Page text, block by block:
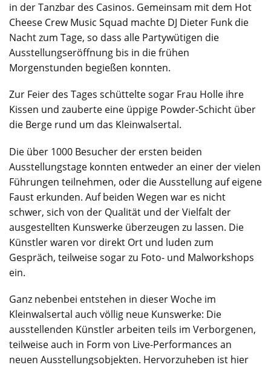
in der Tanzbar des Casinos. Gemeinsam mit dem Hot
Cheese Crew Music Squad machte DJ Dieter Funk die
Nacht zum Tage, so dass alle Partywütigen die
Ausstellungseröffnung bis in die frühen
Morgenstunden begießen konnten.
Zur Feier des Tages schüttelte sogar Frau Holle ihre
Kissen und zauberte eine üppige Powder-Schicht über
die Berge rund um das Kleinwalsertal.
Die über 1000 Besucher der ersten beiden
Ausstellungstage konnten entweder an einer der vielen
Führungen teilnehmen, oder die Ausstellung auf eigene
Faust erkunden. Auf beiden Wegen war es nicht
schwer, sich von der Qualität und der Vielfalt der
ausgestellten Kunswerke überzeugen zu lassen. Die
Künstler waren vor direkt Ort und luden zum
Gespräch, teilweise sogar zu Foto- und Malworkshops
ein.
Ganz nebenbei entstehen in dieser Woche im
Kleinwalsertal auch völlig neue Kunswerke: Die
ausstellenden Künstler arbeiten teils im Verborgenen,
teilweise auch in Form von Live-Performances an
neuen Ausstellungsobjekten. Hervorzuheben ist hier